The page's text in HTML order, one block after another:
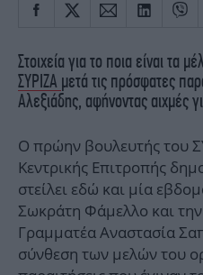
Στοιχεία για το ποια είναι τα
ΣΥΡΙΖΑ μετά τις πρόσφατες
Αλεξιάδης, αφήνοντας αιχμές
Ο πρώην βουλευτής του
Κεντρικής Επιτροπής
στείλει εδώ και μία
Σωκράτη Φάμελλο και
Γραμματέα Αναστασία
σύνθεση των μελών του